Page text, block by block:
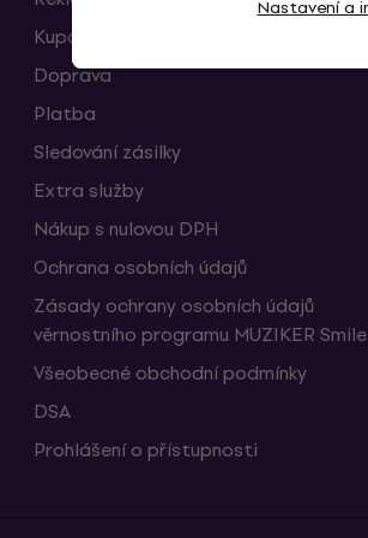
Nastavení a
Kupóny
Doprava
Platba
Sledování zásilky
Extra služby
Nákup s nulovou DPH
Ochrana osobních údajů
Zásady ochrany osobních údajů
věrnostního programu MUZIKER Smile
Všeobecné obchodní podmínky
DSA
Prohlášení o přístupnosti